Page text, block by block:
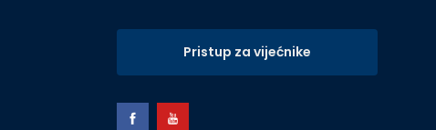
Pristup za vijećnike